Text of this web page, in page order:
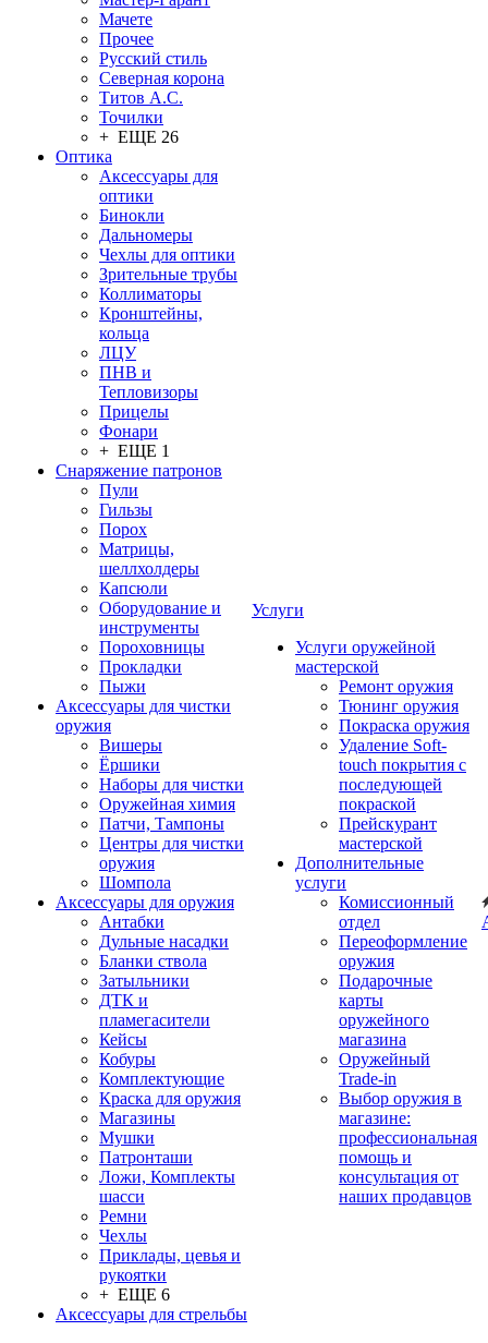
Мачете
Прочее
Русский стиль
Северная корона
Титов А.С.
Точилки
+ ЕЩЕ 26
Оптика
Аксессуары для
оптики
Бинокли
Дальномеры
Чехлы для оптики
Зрительные трубы
Коллиматоры
Кронштейны,
кольца
ЛЦУ
ПНВ и
Тепловизоры
Прицелы
Фонари
+ ЕЩЕ 1
Снаряжение патронов
Пули
Гильзы
Порох
Матрицы,
шеллхолдеры
Капсюли
Оборудование и
инструменты
Пороховницы
Прокладки
Пыжи
Аксессуары для чистки
оружия
Вишеры
Ёршики
Наборы для чистки
Оружейная химия
Патчи, Тампоны
Центры для чистки
оружия
Шомпола
Аксессуары для оружия
Антабки
Дульные насадки
Бланки ствола
Затыльники
ДТК и
пламегасители
Кейсы
Кобуры
Комплектующие
Краска для оружия
Магазины
Мушки
Патронташи
Ложи, Комплекты
шасси
Ремни
Чехлы
Приклады, цевья и
рукоятки
+ ЕЩЕ 6
Аксессуары для стрельбы
Услуги
Услуги оружейной
мастерской
Ремонт оружия
Тюнинг оружия
Покраска оружия
Удаление Soft-
touch покрытия с
последующей
покраской
Прейскурант
мастерской
Дополнительные
услуги
Комиссионный
отдел
Переоформление
оружия
Подарочные
карты
оружейного
магазина
Оружейный
Trade-in
Выбор оружия в
магазине:
профессиональная
помощь и
консультация от
наших продавцов